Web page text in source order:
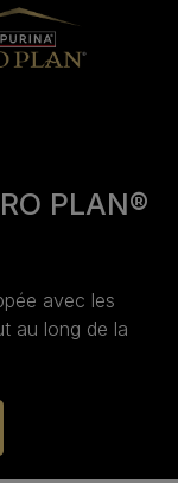
PLAN®
avec les
au long de la